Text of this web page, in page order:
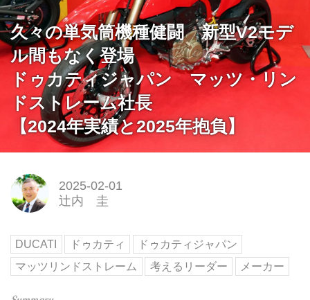
久々の単気筒機種健闘 新型V2モデ
ル間もなく登場
ドゥカティジャパン マッツ・リン
ドストレーム社長
【2024年実績と2025年抱負】
2025-02-01
辻内 圭
DUCATI ドゥカティ
ドゥカティジャパン
マッツリンドストレーム
考えるリーダー メーカー